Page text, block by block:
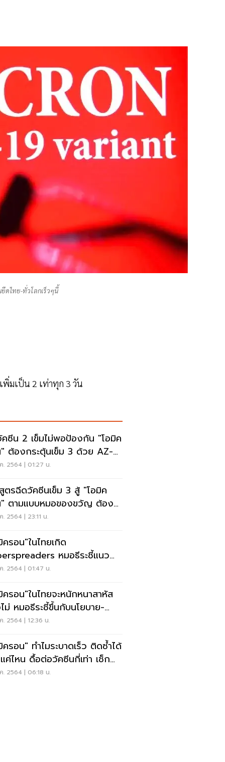
ดไทย-ทั่วโลกเร็วๆนี้
พิ่มเป็น 2 เท่าทุก 3 วัน
ซีน 2 เข็มไม่พอป้องกัน "โอมิค
ต้องกระตุ้นเข็ม 3 ด้วย AZ-
. 2564 | 01:27 น.
ตรฉีดวัคซีนเข็ม 3 สู้ "โอมิค
ตามแบบหมอของขวัญ ต้อง
ไง เช็กเลย
. 2564 | 23:11 น.
ครอน"ในไทยเกิด
หมอธีระชี้แนว
นักกว่าเดลตา
. 2564 | 01:47 น.
ครอน"ในไทยจะหนักหนาสาหัส
ม่ หมอธีระชี้ขึ้นกับนโยบาย-
การ
. 2564 | 12:36 น.
ครอน" ทำไมระบาดเร็ว ติดซ้ำได้
ค่ไหน ดื้อต่อวัคซีนกี่เท่า เช็ก
. 2564 | 06:18 น.